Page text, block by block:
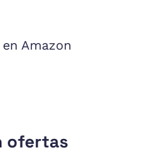
Amazon
ofertas